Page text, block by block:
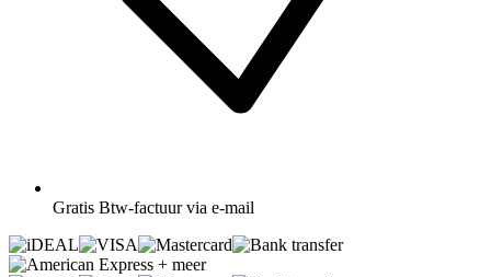
Gratis Btw-factuur via e-mail
+ meer